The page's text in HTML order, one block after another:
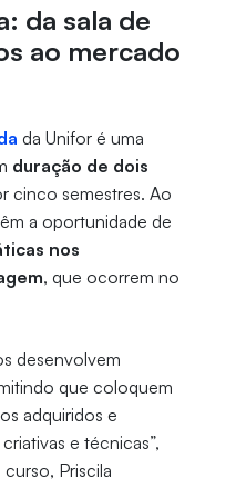
da sala de
ao mercado
da Unifor é uma
duração de dois
cinco semestres. Ao
a oportunidade de
nos
, que ocorrem no
desenvolvem
que coloquem
adquiridos e
e técnicas”,
Priscila